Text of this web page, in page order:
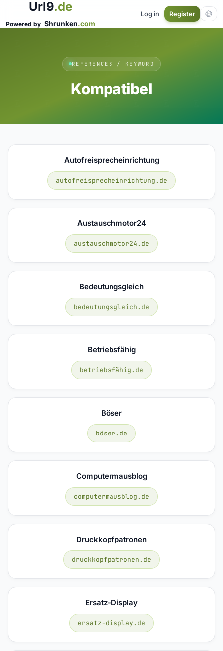
Url9.de
Powered by Shrunken.com
Log in Register
REFERENCES / KEYWORD
Kompatibel
Autofreisprecheinrichtung
autofreisprecheinrichtung.de
Austauschmotor24
austauschmotor24.de
Bedeutungsgleich
bedeutungsgleich.de
Betriebsfähig
betriebsfähig.de
Böser
böser.de
Computermausblog
computermausblog.de
Druckkopfpatronen
druckkopfpatronen.de
Ersatz-Display
ersatz-display.de